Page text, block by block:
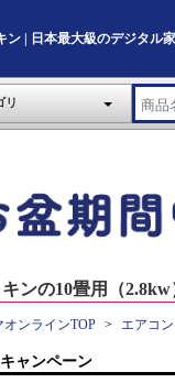
| 日本最大級のデジタル
リ
ンの10畳用（
オンラインTOP エアコ
ャンペーン